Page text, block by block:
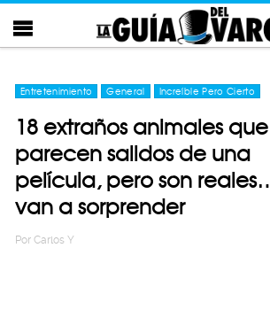
Entretenimiento General Increíble Pero Cierto
18 extraños animales que
parecen salidos de una
película, pero son
van a sorprender
Por Carlos Y